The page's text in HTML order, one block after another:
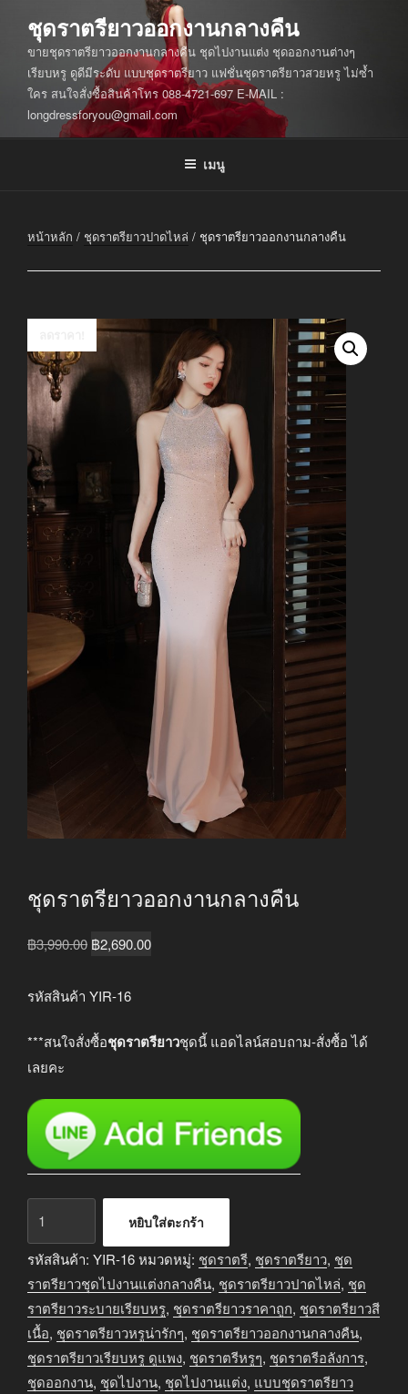
บทความ
ชุดราตรียาวออกงานกลางคืน
ขายชุดราตรียาวออกงานกลางคืน ชุดไปงานแต่ง ชุดออกงานต่างๆ
เรียบหรู ดูดีมีระดับ แบบชุดราตรียาว แฟชั่นชุดราตรียาวสวยหรู ไม่ซ้ำ
ใคร สนใจสั่งซื้อสินค้าโทร 088-4721-697 E-MAIL :
longdressforyou@gmail.com
เมนู
หน้าหลัก / ชุดราตรียาวปาดไหล่ / ชุดราตรียาวออกงานกลางคืน
ชุดราตรียาวออกงานกลางคืน
฿3,990.00 Original
was:
฿2,690.00Current
รหัสสินค้า YIR-16
***สนใจสั่งซื้อชุดราตรียาวชุดนี้ แอดไลน์สอบถาม-สั่งซื้อ ได้
เลยคะ
ราตรี
ยาว
ออกงาน
กลาง
คืน
ชิ้น
หยิบใส่ตะกร้า
รหัสสินค้า: YIR-16หมวดหมู่: ชุดราตรี, ชุดราตรียาว, ชุด
ราตรียาวชุดไปงานแต่งกลางคืน, ชุดราตรียาวปาดไหล่, ชุด
ราตรียาวระบายเรียบหรู, ชุดราตรียาวราคาถูก, ชุดราตรียาวสี
เนื้อ, ชุดราตรียาวหรูน่ารักๆ, ชุดราตรียาวออกงานกลางคืน,
ชุดราตรียาวเรียบหรู ดูแพง, ชุดราตรีหรูๆ, ชุดราตรีอลังการ,
ชุดออกงาน, ชุดไปงาน, ชุดไปงานแต่ง, แบบชุดราตรียาว